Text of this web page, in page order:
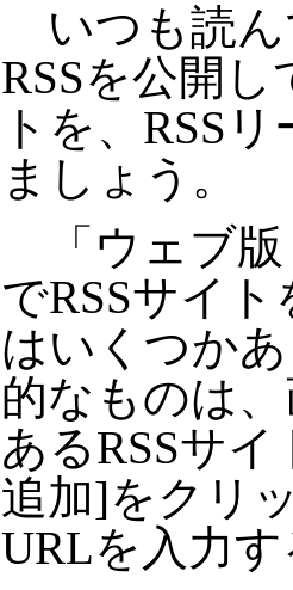
いつも読ん
RSSを公開
トを、RSS
ましょう。
「ウェブ版
でRSSサイ
はいくつか
的なものは
あるRSSサ
追加]をクリ
URLを入力